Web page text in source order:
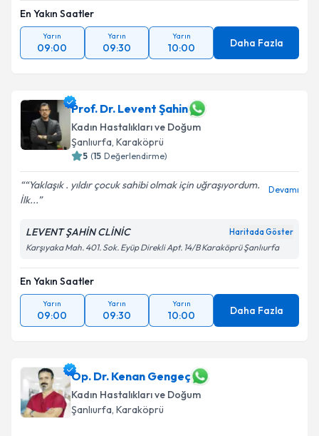
En Yakın Saatler
Yarın
09:00
Yarın
09:30
Yarın
10:00 Daha Fazla
Prof. Dr. Levent Şahin
Kadın Hastalıkları ve Doğum
Şanlıurfa, Karaköprü
5 (15 Değerlendirme)
“Yaklaşık . yıldır çocuk sahibi olmak için uğraşıyordum.
İlk...
Devamı
LEVENT ŞAHİN CLİNİC Haritada Göster
Karşıyaka Mah. 401. Sok. Eyüp Direkli Apt. 14/B Karaköprü Şanlıurfa
En Yakın Saatler
Yarın
09:00
Yarın
09:30
Yarın
10:00 Daha Fazla
Op. Dr. Kenan Gengeç
Kadın Hastalıkları ve Doğum
Şanlıurfa, Karaköprü